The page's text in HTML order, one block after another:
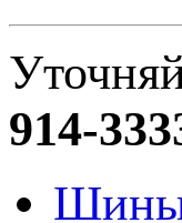
914-